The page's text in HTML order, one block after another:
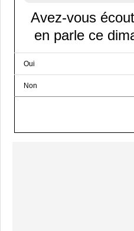
Avez-vous
en parle ce
Oui
Non